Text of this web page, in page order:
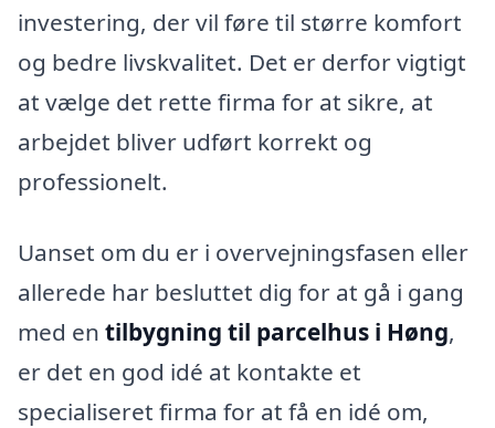
investering, der vil føre til større komfort
og bedre livskvalitet. Det er derfor vigtigt
at vælge det rette firma for at sikre, at
arbejdet bliver udført korrekt og
professionelt.
Uanset om du er i overvejningsfasen eller
allerede har besluttet dig for at gå i gang
med en tilbygning til parcelhus i Høng,
er det en god idé at kontakte et
specialiseret firma for at få en idé om,